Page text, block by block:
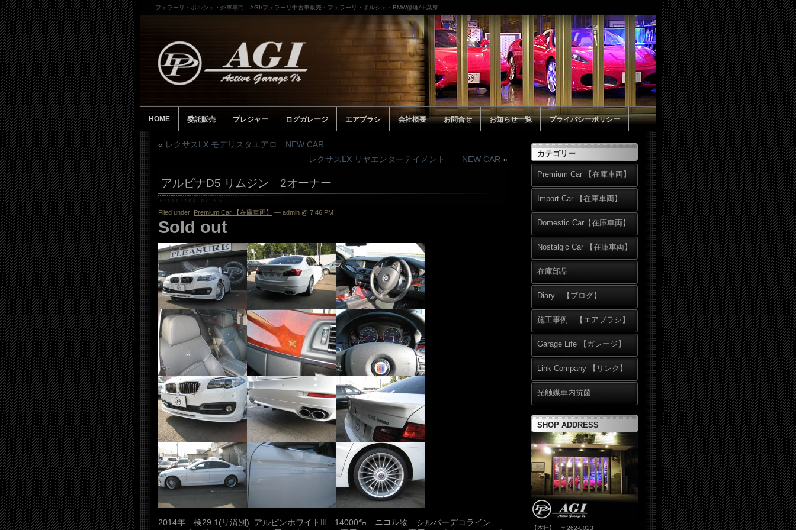
フェラーリ・ポルシェ・外車専門 AGI/フェラーリ中古車販売・フェラーリ・ポルシェ・BMW修理/千葉県
HOME 委託販売 プレジャー ログガレージ エアブラシ 会社概要 お問合せ お知らせ一覧 プライバシーポリシー
« レクサスLX モデリスタエアロ NEW CAR
レクサスLX リヤエンターテイメント NEW CAR »
アルピナD5 リムジン 2オーナー
Filed under: Premium Car 【在庫車両】 — admin @ 7:46 PM
Sold out
2014年 検29.1(リ済別) アルピンホワイトⅢ 14000㌔ ニコル物 シルバーデコライン
カテゴリー
Premium Car 【在庫車両】
Import Car 【在庫車両】
Domestic Car【在庫車両】
Nostalgic Car 【在庫車両】
在庫部品
Diary 【ブログ】
施工事例 【エアブラシ】
Garage Life 【ガレージ】
Link Company 【リンク】
光触媒車内抗菌
SHOP ADDRESS
【本社】 〒262-0023